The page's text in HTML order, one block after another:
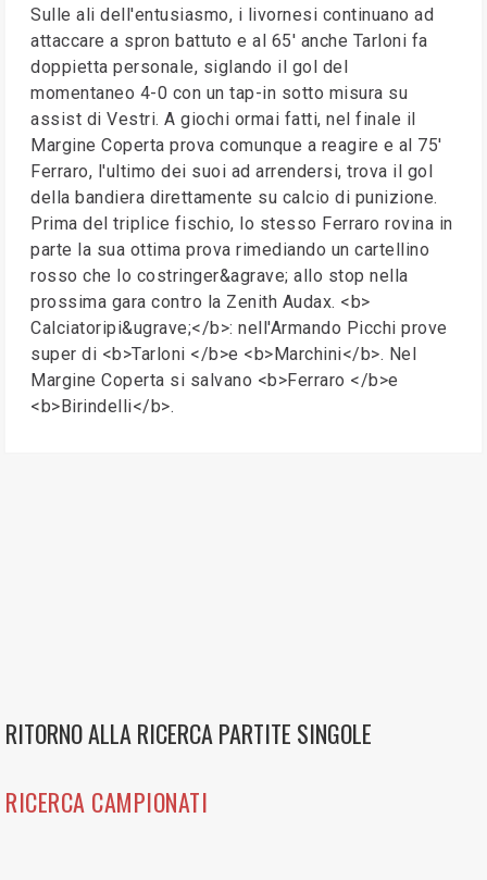
Sulle ali dell'entusiasmo, i livornesi continuano ad
attaccare a spron battuto e al 65' anche Tarloni fa
doppietta personale, siglando il gol del
momentaneo 4-0 con un tap-in sotto misura su
assist di Vestri. A giochi ormai fatti, nel finale il
Margine Coperta prova comunque a reagire e al 75'
Ferraro, l'ultimo dei suoi ad arrendersi, trova il gol
della bandiera direttamente su calcio di punizione.
Prima del triplice fischio, lo stesso Ferraro rovina in
parte la sua ottima prova rimediando un cartellino
rosso che lo costringer&agrave; allo stop nella
prossima gara contro la Zenith Audax. <b>
Calciatoripi&ugrave;</b>: nell'Armando Picchi prove
super di <b>Tarloni </b>e <b>Marchini</b>. Nel
Margine Coperta si salvano <b>Ferraro </b>e
<b>Birindelli</b>.
RITORNO ALLA RICERCA PARTITE SINGOLE
RICERCA CAMPIONATI